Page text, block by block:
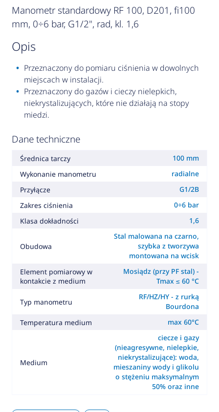
Manometr standardowy RF 100, D201, fi100
mm, 0÷6 bar, G1/2", rad, kl. 1,6
opis
Przeznaczony do pomiaru ciśnienia w dowolnych
miejscach w instalacji.
Przeznaczony do gazów i cieczy nielepkich,
niekrystalizujących, które nie działają na stopy
miedzi.
Dane techniczne
Średnica tarczy
100 mm
Wykonanie manometru
radialne
Przyłącze
G1/2B
Zakres ciśnienia
0÷6 bar
Klasa dokładności
1,6
Obudowa
Stal malowana na czarno,
szybka z tworzywa
montowana na wcisk
Element pomiarowy w
kontakcie z medium
Mosiądz (przy PF stal) -
Tmax ≤ 60 °C
Typ manometru
RF/HZ/HY - z rurką
Bourdona
Temperatura medium
max 60°C
Medium
ciecze i gazy
(nieagresywne, nielepkie,
niekrystalizujące): woda,
mieszaniny wody i glikolu
o stężeniu maksymalnym
50% oraz inne